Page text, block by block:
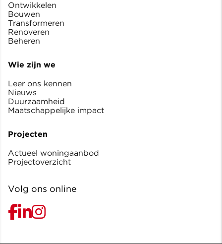
Ontwikkelen
Bouwen
Transformeren
Renoveren
Beheren
Wie zijn we
Leer ons kennen
Nieuws
Duurzaamheid
Maatschappelijke impact
Projecten
Actueel woningaanbod
Projectoverzicht
Volg ons online